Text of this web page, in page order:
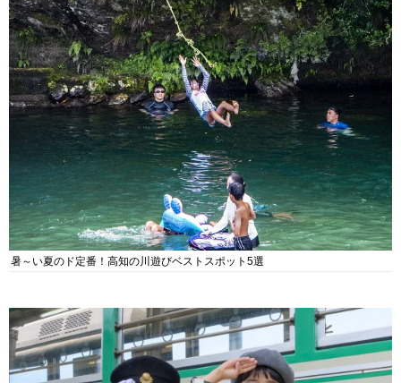
暑～い夏のド定番！高知の川遊びベストスポット5選